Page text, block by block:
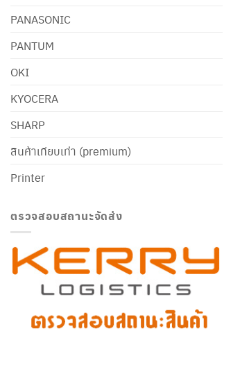
PANASONIC
PANTUM
OKI
KYOCERA
SHARP
สินค้าเทียบเท่า (premium)
Printer
ตรวจสอบสถานะจัดส่ง